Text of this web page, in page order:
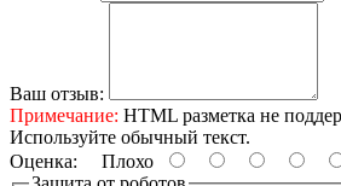
Ваш отзыв:
Примечание: HTML разметка не
Используйте обычный текст.
Оценка: Плохо